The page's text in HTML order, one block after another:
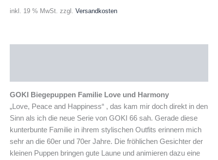
inkl. 19 % MwSt. zzgl. Versandkosten
GOKI Biegepuppen Familie Love und Harmony
„Love, Peace and Happiness“ , das kam mir doch direkt in den
Sinn als ich die neue Serie von GOKI 66 sah. Gerade diese
kunterbunte Familie in ihrem stylischen Outfits erinnern mich
sehr an die 60er und 70er Jahre. Die fröhlichen Gesichter der
kleinen Puppen bringen gute Laune und animieren dazu eine